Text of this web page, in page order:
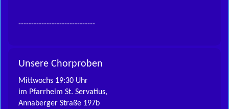
------------------------------
Unsere Chorproben
Mittwochs 19:30 Uhr
im Pfarrheim St. Servatius,
Annaberger Straße 197b